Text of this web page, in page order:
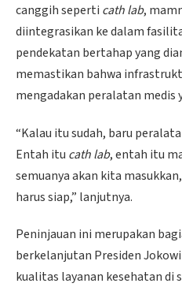
canggih seperti cath lab,
diintegrasikan ke dalam
pendekatan bertahap yang
memastikan bahwa
mengadakan peralatan medis
“Kalau itu sudah, baru
Entah itu cath lab, entah itu
semuanya akan kita
harus siap,” lanjutnya.
Peninjauan ini merupakan
berkelanjutan Presiden
kualitas layanan kesehatan di